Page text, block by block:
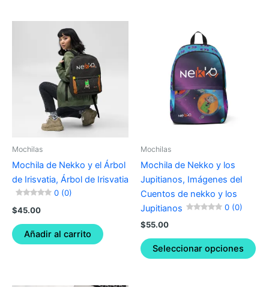
Mochilas
Mochila de Nekko y el Árbol
de Irisvatia, Árbol de Irisvatia
0 (0)
$45.00
Añadir al carrito
Mochilas
Mochila de Nekko y los
Jupitianos, Imágenes del
Cuentos de nekko y los
Jupitianos
0 (0)
$55.00
Seleccionar opciones